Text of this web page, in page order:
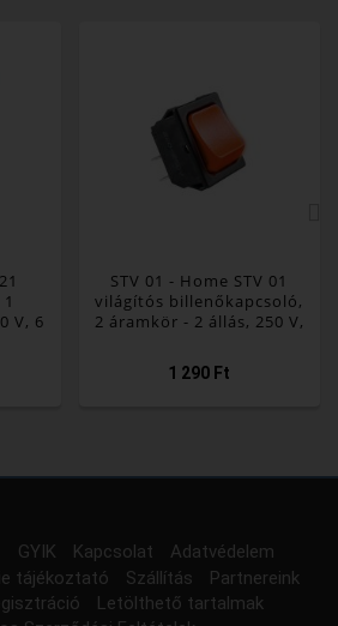
V, 6
STV 01 - Home STV 01
világítós billenőkapcsoló,
2 áramkör - 2 állás, 250 V,
1 290 Ft
GYIK Kapcsolat
Adatvédelem
tájékoztató Szállítás
Partnereink
Letölthető tartalmak